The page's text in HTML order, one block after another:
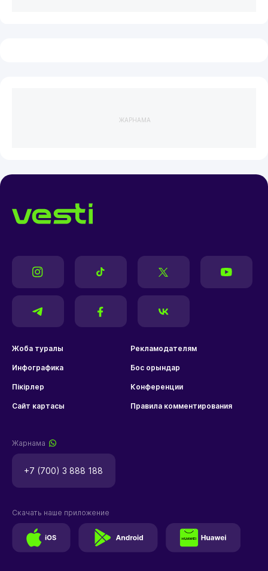
ЖАРНАМА
Жоба туралы Рекламодателям
Инфографика Бос орындар
Пікірлер Конференции
Сайт картасы Правила комментирования
Жарнама
+7 (700) 3 888 188
Скачать наше приложение